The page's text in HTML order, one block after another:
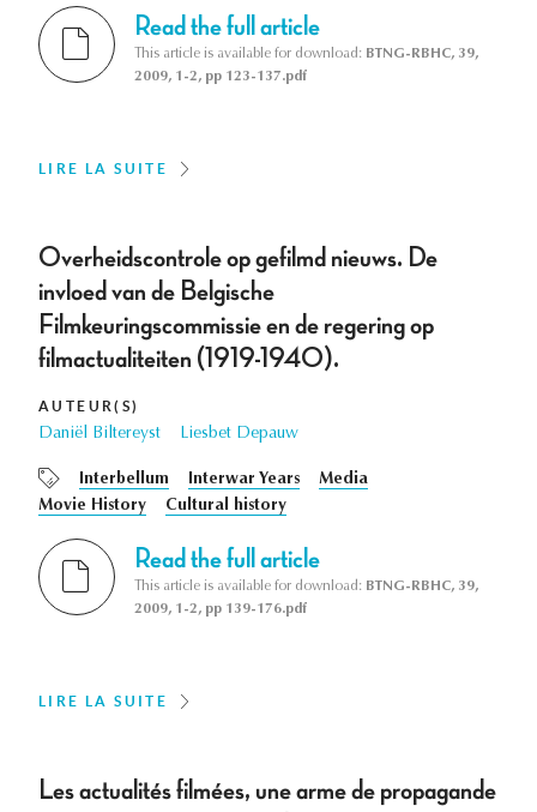
Read the full article
This article is available for download: BTNG-RBHC, 39,
2009, 1-2, pp 123-137.pdf
LIRE LA SUITE
Overheidscontrole op gefilmd nieuws. De
invloed van de Belgische
Filmkeuringscommissie en de regering op
filmactualiteiten (1919-1940).
AUTEUR(S)
Daniël Biltereyst Liesbet Depauw
Interbellum Interwar Years
Media
Movie History
Cultural history
Read the full article
This article is available for download: BTNG-RBHC, 39,
2009, 1-2, pp 139-176.pdf
LIRE LA SUITE
Les actualités filmées, une arme de propagande